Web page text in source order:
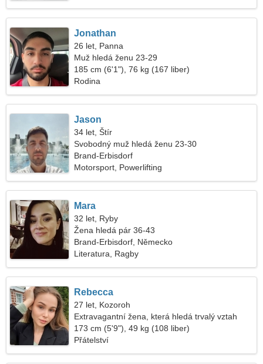
Jonathan
26 let, Panna
Muž hledá ženu 23-29
185 cm (6'1"), 76 kg (167 liber)
Rodina
Jason
34 let, Štír
Svobodný muž hledá ženu 23-30
Brand-Erbisdorf
Motorsport, Powerlifting
Mara
32 let, Ryby
Žena hledá pár 36-43
Brand-Erbisdorf, Německo
Literatura, Ragby
Rebecca
27 let, Kozoroh
Extravagantní žena, která hledá trvalý vztah
173 cm (5'9"), 49 kg (108 liber)
Přátelství